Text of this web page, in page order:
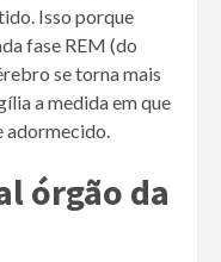
Isso porque
fase REM (do
se torna mais
a medida em que
órgão da